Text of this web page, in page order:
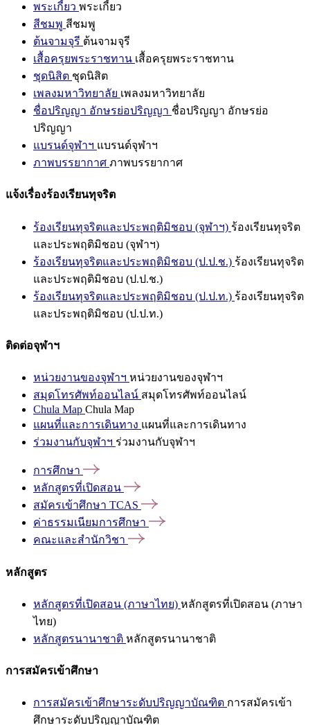
พระเกี้ยว พระเกี้ยว
สีชมพู สีชมพู
ต้นจามจุรี ต้นจามจุรี
เสื้อครุยพระราชทาน เสื้อครุยพระราชทาน
ชุดนิสิต ชุดนิสิต
เพลงมหาวิทยาลัย เพลงมหาวิทยาลัย
ชื่อปริญญา อักษรย่อปริญญา ชื่อปริญญา อักษรย่อ
ปริญญา
แบรนด์จุฬาฯ แบรนด์จุฬาฯ
ภาพบรรยากาศ ภาพบรรยากาศ
แจ้งเรื่องร้องเรียนทุจริต
ร้องเรียนทุจริตและประพฤติมิชอบ (จุฬาฯ) ร้องเรียนทุจริต
และประพฤติมิชอบ (จุฬาฯ)
ร้องเรียนทุจริตและประพฤติมิชอบ (ป.ป.ช.) ร้องเรียนทุจริต
และประพฤติมิชอบ (ป.ป.ช.)
ร้องเรียนทุจริตและประพฤติมิชอบ (ป.ป.ท.) ร้องเรียนทุจริต
และประพฤติมิชอบ (ป.ป.ท.)
ติดต่อจุฬาฯ
หน่วยงานของจุฬาฯ หน่วยงานของจุฬาฯ
สมุดโทรศัพท์ออนไลน์ สมุดโทรศัพท์ออนไลน์
Chula Map Chula Map
แผนที่และการเดินทาง แผนที่และการเดินทาง
ร่วมงานกับจุฬาฯ ร่วมงานกับจุฬาฯ
การศึกษา
หลักสูตรที่เปิดสอน
สมัครเข้าศึกษา TCAS
ค่าธรรมเนียมการศึกษา
คณะและสำนักวิชา
หลักสูตร
หลักสูตรที่เปิดสอน (ภาษาไทย) หลักสูตรที่เปิดสอน (ภาษา
ไทย)
หลักสูตรนานาชาติ หลักสูตรนานาชาติ
การสมัครเข้าศึกษา
การสมัครเข้าศึกษาระดับปริญญาบัณฑิต การสมัครเข้า
ศึกษาระดับปริญญาบัณฑิต